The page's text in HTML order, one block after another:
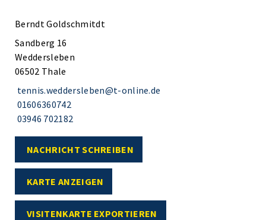
Berndt Goldschmitdt
Sandberg 16
Weddersleben
06502 Thale
tennis.weddersleben@t-online.de
01606360742
03946 702182
NACHRICHT SCHREIBEN
KARTE ANZEIGEN
VISITENKARTE EXPORTIEREN